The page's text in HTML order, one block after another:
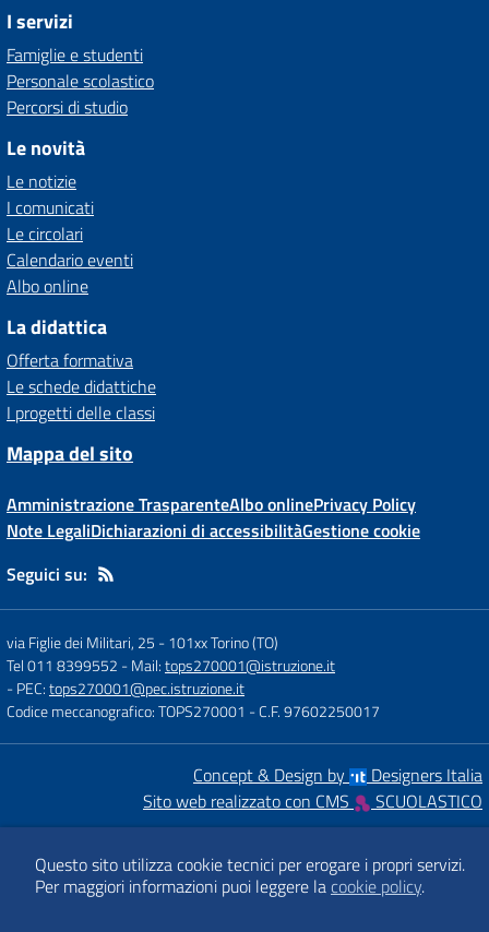
I servizi
Famiglie e studenti
Personale scolastico
Percorsi di studio
Le novità
Le notizie
I comunicati
Le circolari
Calendario eventi
Albo online
La didattica
Offerta formativa
Le schede didattiche
I progetti delle classi
Mappa del sito
Amministrazione TrasparenteAlbo onlinePrivacy Policy
Note LegaliDichiarazioni di accessibilitàGestione cookie
Seguici su:
via Figlie dei Militari, 25 -101xx Torino (TO)
Tel 011 8399552 - Mail:tops270001@istruzione.it
- PEC:tops270001@pec.istruzione.it
Codice meccanografico: TOPS270001 - C.F. 97602250017
Concept & Design by
Designers Italia
Sito web realizzato con CMS
SCUOLASTICO
Questo sito utilizza cookie tecnici per erogare i propri servizi.
Per maggiori informazioni puoi leggere la cookie policy.